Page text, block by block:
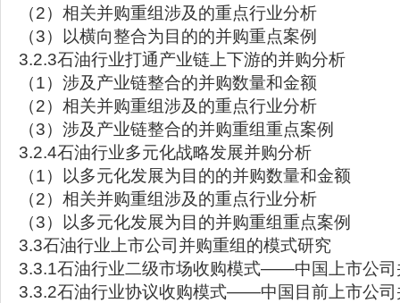
（2）相关并购重组涉及的重点行业分析
（3）以横向整合为目的的并购重点案例
3.2.3石油行业打通产业链上下游的并购分析
（1）涉及产业链整合的并购数量和金额
（2）相关并购重组涉及的重点行业分析
（3）涉及产业链整合的并购重组重点案例
3.2.4石油行业多元化战略发展并购分析
（1）以多元化发展为目的的并购数量和金额
（2）相关并购重组涉及的重点行业分析
（3）以多元化发展为目的并购重组重点案例
3.3石油行业上市公司并购重组的模式研究
3.3.1石油行业二级市场收购模式——中国上市公司
3.3.2石油行业协议收购模式——中国目前上市公司